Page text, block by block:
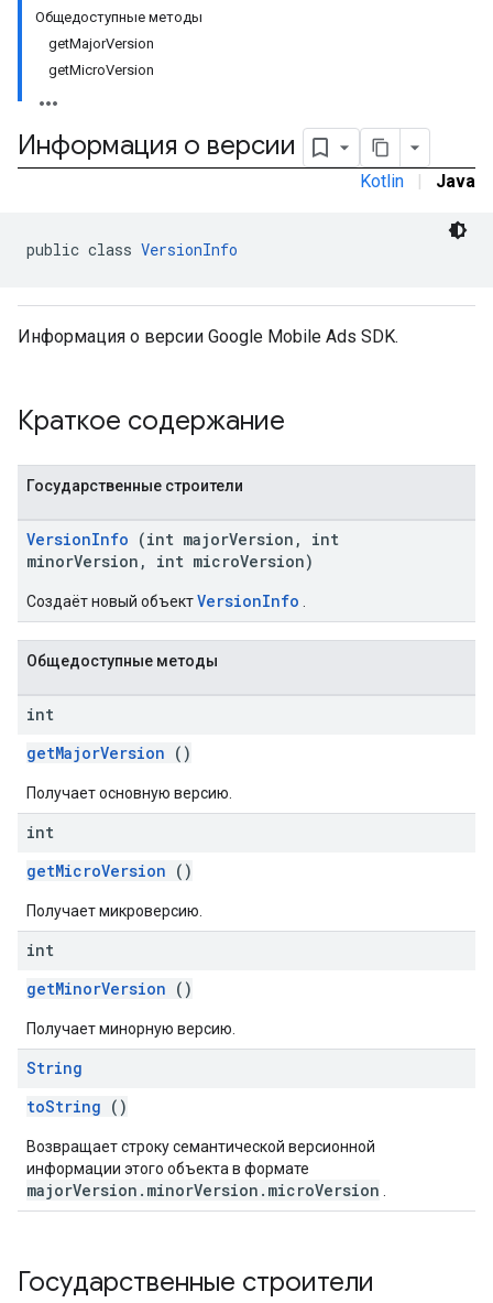
Общедоступные методы
getMajorVersion
getMicroVersion
Информация о версии
Kotlin | Java
public class VersionInfo
Информация о версии Google Mobile Ads SDK.
Краткое содержание
Государственные строители
VersionInfo (int majorVersion, int
minorVersion, int microVersion)
Создаёт новый объектVersionInfo
Общедоступные методы
int
getMajorVersion ()
Получает основную версию.
int
getMicroVersion ()
Получает микроверсию.
int
getMinorVersion ()
Получает минорную версию.
String
toString ()
Возвращает строку семантической версионной
информации этого объекта в формате
majorVersion.minorVersion.microVersion
Государственные строители